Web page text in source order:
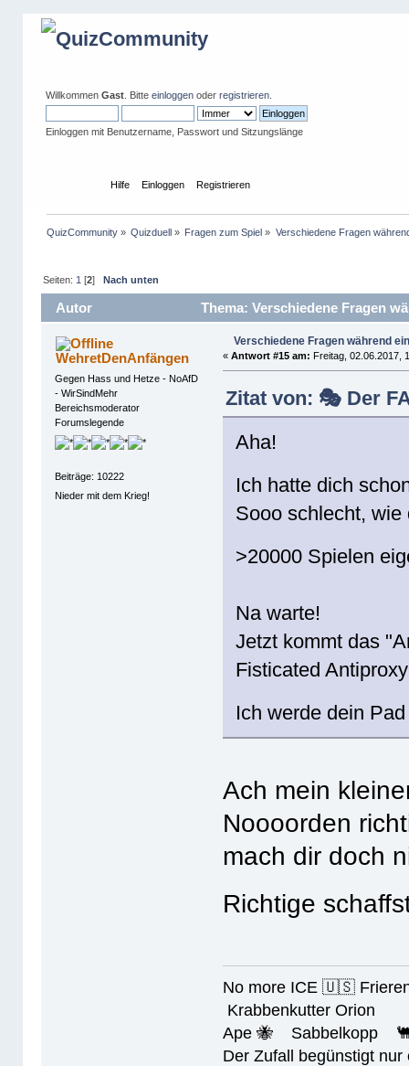
Willkommen Gast. Bitte einloggenoder registrieren.
Einloggen mit Benutzername, Passwort und Sitzungslänge
Hilfe Einloggen Registrieren
QuizCommunity» Quizduell » Fragen zum Spiel » Verschiedene Fragen
Seiten: 1 [2] Nach unten
Autor Thema: Verschiedene Fragen
WehretDenAnfängen
Gegen Hass und Hetze - NoAfD
- WirSindMehr
Bereichsmoderator
Forumslegende
Beiträge: 10222
Nieder mit dem Krieg!
Verschiedene Fragen während
«Antwort #15 am: Freitag, 02.06.2017,
Zitat von: 🎭 Der
Aha!
Ich hatte dich
Sooo schlecht,
>20000 Spielen
Na warte!
Jetzt kommt das
Fisticated
Ich werde dein
Ach mein
Noooorden
mach dir doch
Richtige
No more ICE 🇺🇸
Krabbenkutter Orion
Ape 🐝 Sabbelkopp
Der Zufall begünstigt